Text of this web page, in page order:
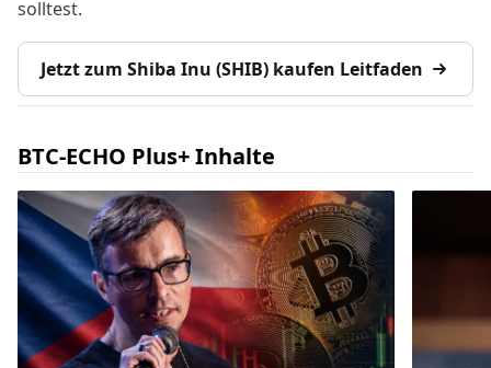
solltest.
Jetzt zum Shiba Inu (SHIB) kaufen Leitfaden
BTC-ECHO Plus+ Inhalte